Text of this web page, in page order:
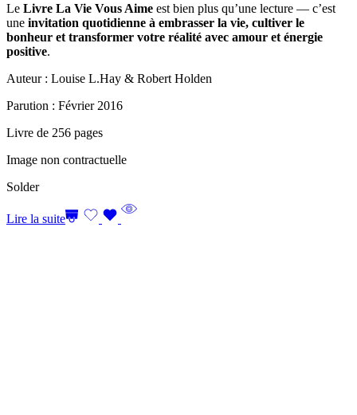
Le Livre La Vie Vous Aime est bien plus qu’une lecture — c’est
une invitation quotidienne à embrasser la vie, cultiver le
bonheur et transformer votre réalité avec amour et énergie
positive.
Auteur : Louise L.Hay & Robert Holden
Parution : Février 2016
Livre de 256 pages
Image non contractuelle
Solder
Lire la suite